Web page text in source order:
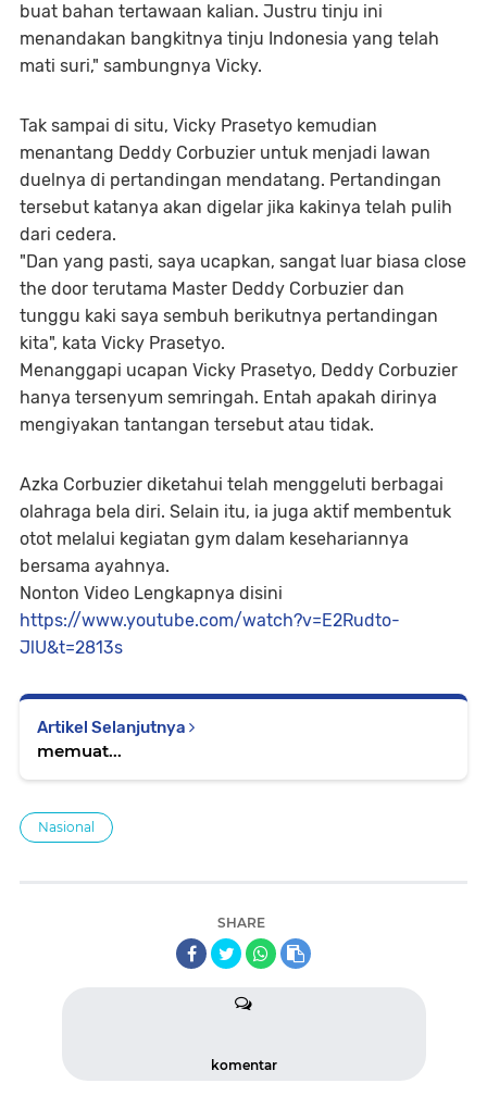
buat bahan tertawaan kalian. Justru tinju ini
menandakan bangkitnya tinju Indonesia yang telah
mati suri," sambungnya Vicky.
Tak sampai di situ, Vicky Prasetyo kemudian
menantang Deddy Corbuzier untuk menjadi lawan
duelnya di pertandingan mendatang. Pertandingan
tersebut katanya akan digelar jika kakinya telah pulih
dari cedera.
"Dan yang pasti, saya ucapkan, sangat luar biasa close
the door terutama Master Deddy Corbuzier dan
tunggu kaki saya sembuh berikutnya pertandingan
kita", kata Vicky Prasetyo.
Menanggapi ucapan Vicky Prasetyo, Deddy Corbuzier
hanya tersenyum semringah. Entah apakah dirinya
mengiyakan tantangan tersebut atau tidak.
Azka Corbuzier diketahui telah menggeluti berbagai
olahraga bela diri. Selain itu, ia juga aktif membentuk
otot melalui kegiatan gym dalam kesehariannya
bersama ayahnya.
Nonton Video Lengkapnya disini
https://www.youtube.com/watch?v=E2Rudto-
JlU&t=2813s
Artikel Selanjutnya
memuat...
Nasional
SHARE
komentar